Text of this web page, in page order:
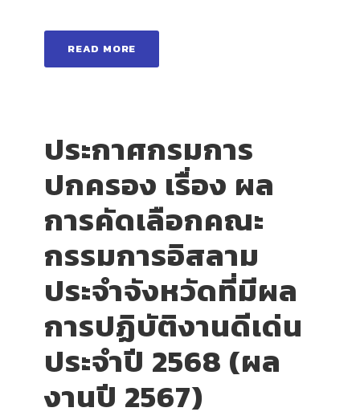
READ MORE
ประกาศกรมการ
ปกครอง เรื่อง ผล
การคัดเลือกคณะ
กรรมการอิสลาม
ประจำจังหวัดที่มีผล
การปฏิบัติงานดีเด่น
ประจำปี 2568 (ผล
งานปี 2567)